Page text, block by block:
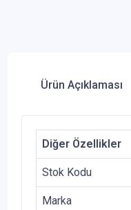
Ürün Açıklaması
Diğer Özellikler
Stok Kodu
Marka